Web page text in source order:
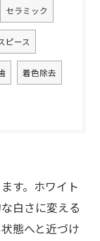
セラミック
ピース
着色除去
す。ホワイト
白さに変える
態へと近づけ